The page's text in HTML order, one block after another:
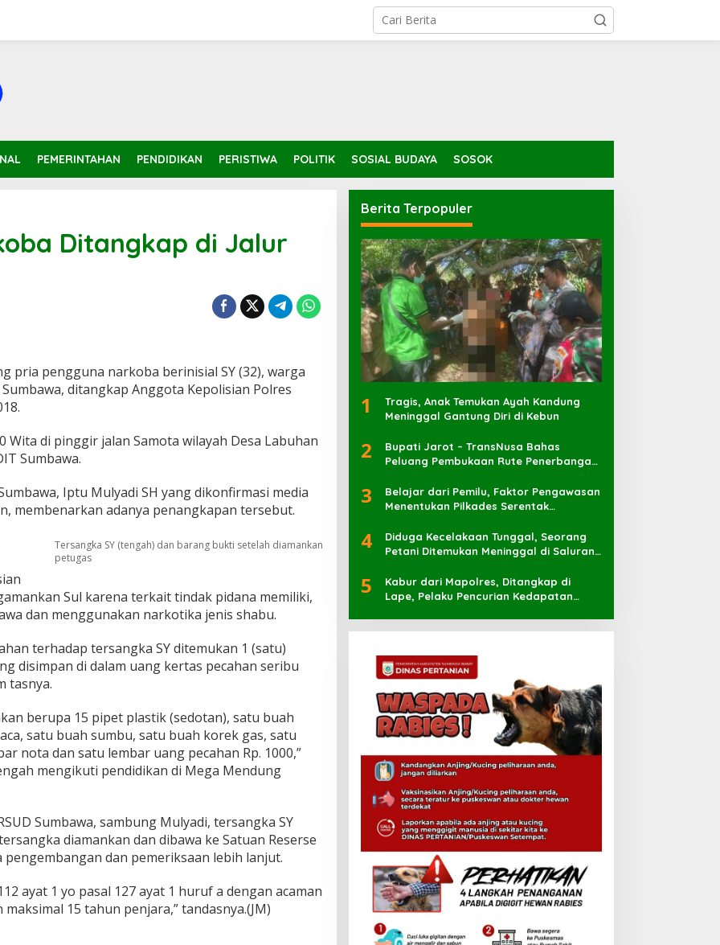
PEMERINTAHAN PENDIDIKAN PERISTIWA POLITIK SOSIAL BUDAYA SOSOK
Ditangkap di Jalur
pria pengguna narkoba berinisial SY (32), warga
ditangkap Anggota Kepolisian Polres
Wita di pinggir jalan Samota wilayah Desa Labuhan
Sumbawa.
Iptu Mulyadi SH yang dikonfirmasi media
membenarkan adanya penangkapan tersebut.
Tersangka SY (tengah) dan barang bukti setelah diamankan
petugas
Sul karena terkait tindak pidana memiliki,
dan menggunakan narkotika jenis shabu.
terhadap tersangka SY ditemukan 1 (satu)
disimpan di dalam uang kertas pecahan seribu
tasnya.
berupa 15 pipet plastik (sedotan), satu buah
satu buah sumbu, satu buah korek gas, satu
nota dan satu lembar uang pecahan Rp. 1000,”
mengikuti pendidikan di Mega Mendung
Sumbawa, sambung Mulyadi, tersangka SY
diamankan dan dibawa ke Satuan Reserse
dan pemeriksaan lebih lanjut.
ayat 1 yo pasal 127 ayat 1 huruf a dengan acaman
15 tahun penjara,” tandasnya.(JM)
Berita Terpopuler
1
Tragis, Anak Temukan Ayah Kandung
Meninggal Gantung Diri di Kebun
2
Bupati Jarot – TransNusa Bahas
Peluang Pembukaan Rute Penerbangan
Kaharuddin
3
Belajar dari Pemilu, Faktor Pengawasan
Menentukan Pilkades Serentak
4
Diduga Kecelakaan Tunggal, Seorang
Petani Ditemukan Meninggal di Saluran
5
Kabur dari Mapolres, Ditangkap di
Lape, Pelaku Pencurian Kedapatan